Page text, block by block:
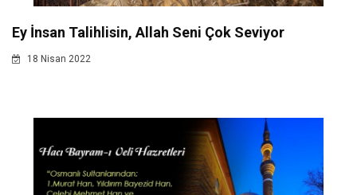
Ey İnsan Talihlisin, Allah Seni Çok Seviyor
18 Nisan 2022